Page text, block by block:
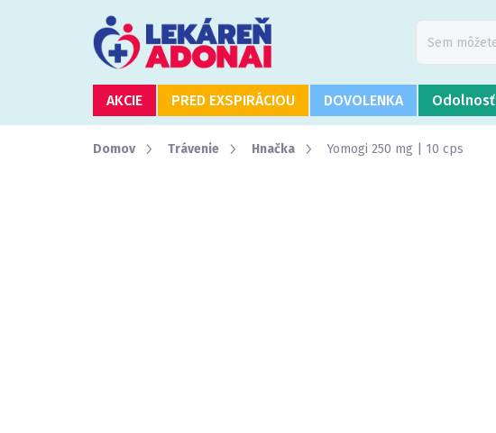
AKCIE PRED EXSPIRÁCIOU DOVOLENKA Odolnosť
Domov Trávenie Hnačka Yomogi 250 mg | 10 cps